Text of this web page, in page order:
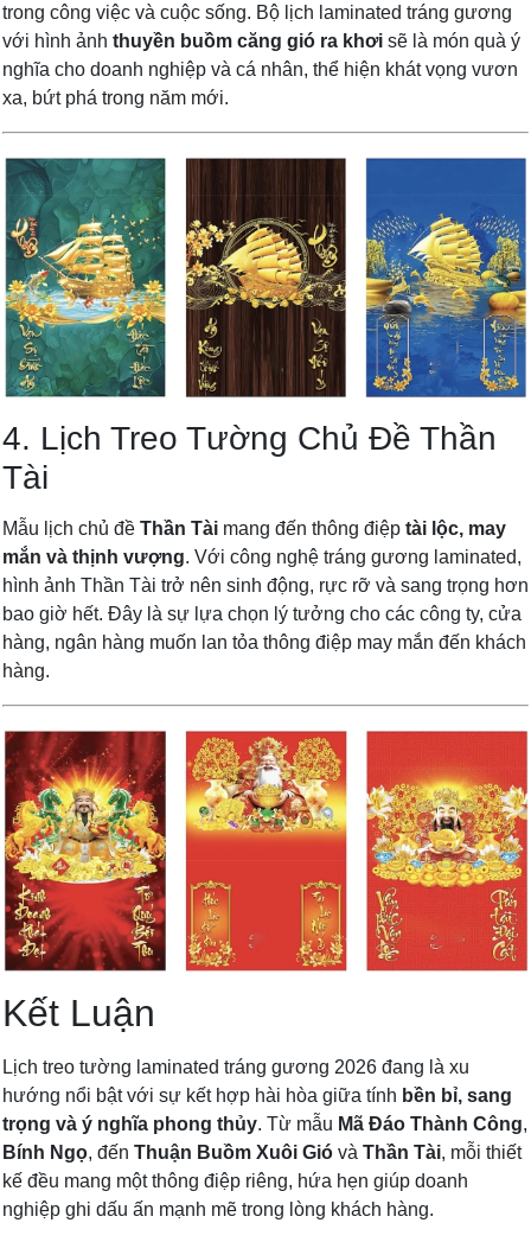
trong công việc và cuộc sống. Bộ lịch laminated tráng gương
với hình ảnh thuyền buồm căng gió ra khơi sẽ là món quà ý
nghĩa cho doanh nghiệp và cá nhân, thể hiện khát vọng vươn
xa, bứt phá trong năm mới.
4. Lịch Treo Tường Chủ Đề Thần
Tài
Mẫu lịch chủ đề Thần Tài mang đến thông điệp tài lộc, may
mắn và thịnh vượng. Với công nghệ tráng gương laminated,
hình ảnh Thần Tài trở nên sinh động, rực rỡ và sang trọng hơn
bao giờ hết. Đây là sự lựa chọn lý tưởng cho các công ty, cửa
hàng, ngân hàng muốn lan tỏa thông điệp may mắn đến khách
hàng.
Kết Luận
Lịch treo tường laminated tráng gương 2026 đang là xu
hướng nổi bật với sự kết hợp hài hòa giữa tính bền bỉ, sang
trọng và ý nghĩa phong thủy. Từ mẫu Mã Đáo Thành Công,
Bính Ngọ, đến Thuận Buồm Xuôi Gió và Thần Tài, mỗi thiết
kế đều mang một thông điệp riêng, hứa hẹn giúp doanh
nghiệp ghi dấu ấn mạnh mẽ trong lòng khách hàng.